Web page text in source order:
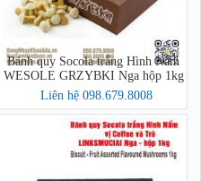
Bánh quy Socola trắng Hình Nấm
WESOLE GRZYBKI Nga hộp 1kg
Liên hệ 098.679.8008